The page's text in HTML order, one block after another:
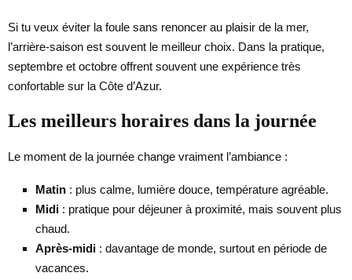
Si tu veux éviter la foule sans renoncer au plaisir de la mer,
l’arrière-saison est souvent le meilleur choix. Dans la pratique,
septembre et octobre offrent souvent une expérience très
confortable sur la Côte d’Azur.
Les meilleurs horaires dans la journée
Le moment de la journée change vraiment l’ambiance :
Matin : plus calme, lumière douce, température agréable.
Midi : pratique pour déjeuner à proximité, mais souvent plus
chaud.
Après-midi : davantage de monde, surtout en période de
vacances.